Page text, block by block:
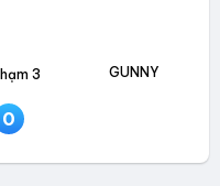
3
0
GUNNY